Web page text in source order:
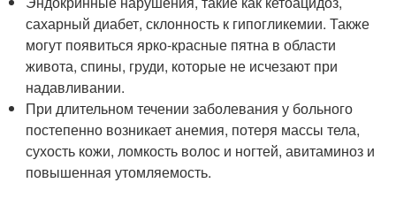
сахарный диабет, склонность к гипогликемии. Также
могут появиться ярко-красные пятна в области
живота, спины, груди, которые не исчезают при
надавливании.
При длительном течении заболевания у больного
постепенно возникает анемия, потеря массы тела,
сухость кожи, ломкость волос и ногтей, авитаминоз и
повышенная утомляемость.